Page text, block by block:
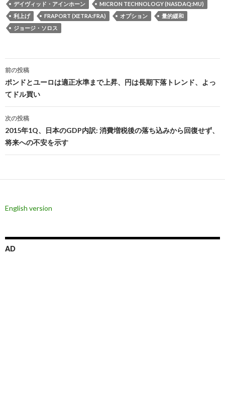
デイヴィッド・アインホーン
MICRON TECHNOLOGY (NASDAQ:MU)
利上げ
FRAPORT (XETRA:FRA) オプション
量的緩和
ジョージ・ソロス
投
稿
ナ
ビ
ゲ
ー
ン
前の投稿
ポンドとユーロは適正水準まで上昇、円は長期下落トレンド、よっ
てドル買い
次の投稿
2015年1Q、日本のGDP内訳: 消費増税後の落ち込みから回復せず、
将来への不安を示す
English version
AD